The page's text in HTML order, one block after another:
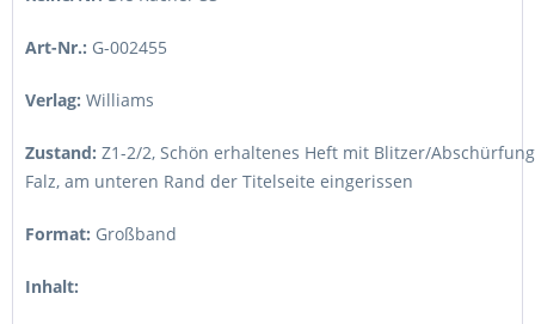
Art-Nr.: G-002455
Verlag: Williams
Zustand: Z1-2/2, Schön erhaltenes Heft mit Blitzer/
Falz, am unteren Rand der Titelseite eingerissen
Format: Großband
Inhalt: